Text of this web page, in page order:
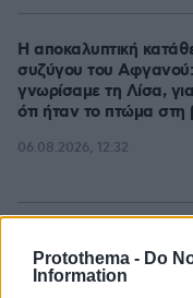
Protothema - Do
Information
Η αποκαλυπτική
συζύγου του
γνωρίσαμε τη Λίσα,
ότι ήταν το πτώμα στη
06.08.2026, 12:32
φωτογραφία του από
μακριά μαλλιά: